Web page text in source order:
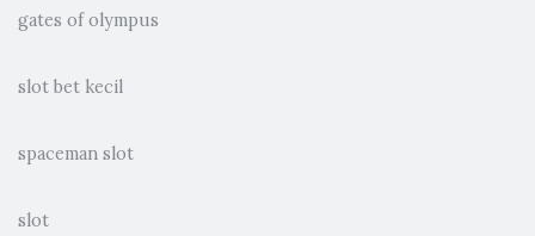
gates of olympus
slot bet kecil
spaceman slot
slot